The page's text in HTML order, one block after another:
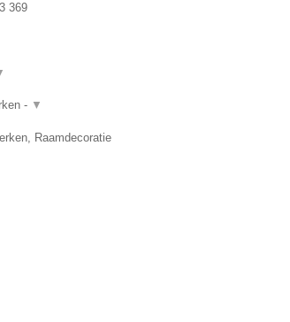
369
- ▼
Raamdecoratie